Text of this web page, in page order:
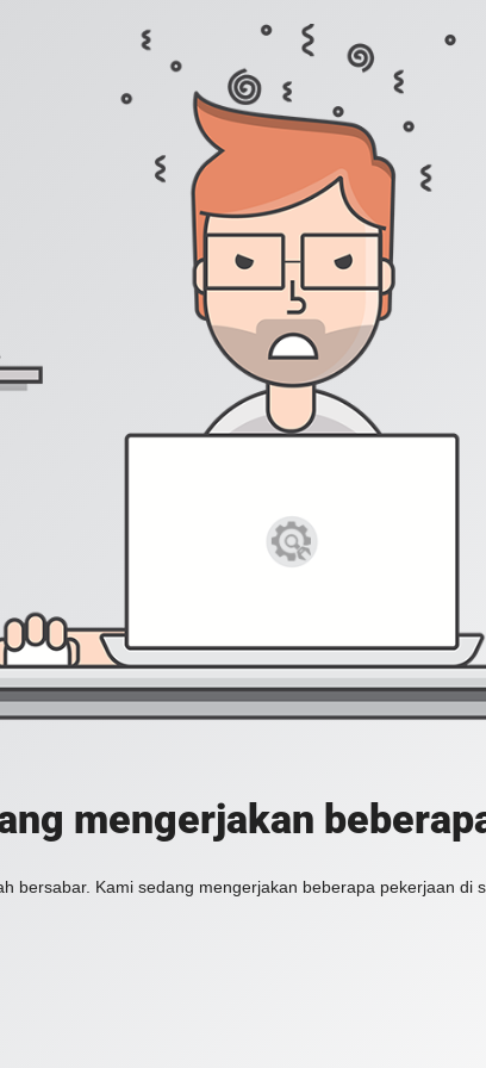
mengerjakan
bersabar. Kami sedang mengerjakan beberapa pekerjaan di